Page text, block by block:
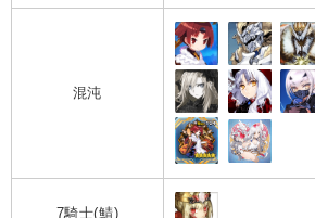
混沌
7騎士(鯖)